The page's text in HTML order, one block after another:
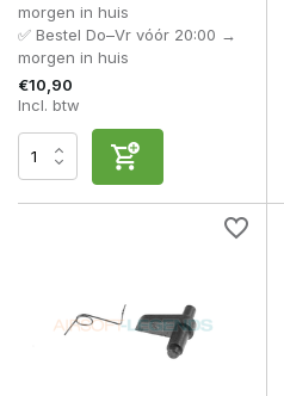
morgen in huis
✅ Bestel Do–Vr vóór 20:00 →
morgen in huis
€10,90
Incl. btw